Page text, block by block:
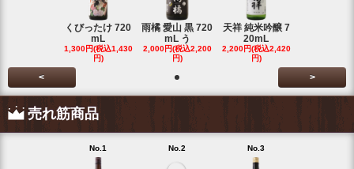
くびったけ 720
mL
1,300円(税込1,430
円)
雨橘 愛山 黒 720
mL う
2,000円(税込2,200
円)
天祥 純米吟醸 7
20mL
2,200円(税込2,420
円)
< >
売れ筋商品
No.1 No.2 No.3